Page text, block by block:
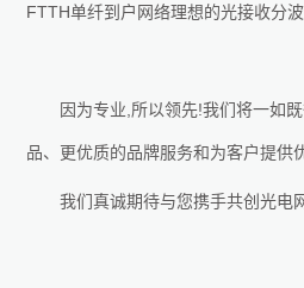
FTTH单纤到户网络理想的光接收分波
因为专业 所以领先!我们将一如
品、更优质的品牌服务和为客户提供
我们真诚期待与您携手共创光电